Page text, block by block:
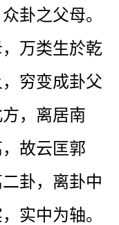
卦之父母。
万类生於乾
穷变成卦父
，离居南
故云匡郭
卦，离卦中
实中为轴。